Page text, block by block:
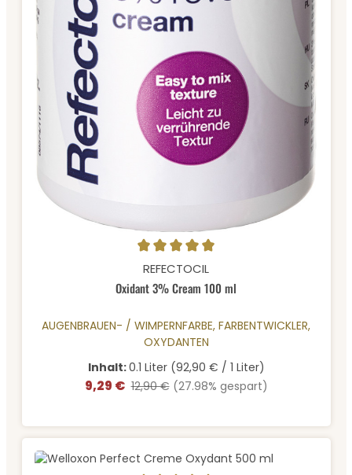
Durchschnittliche Bewertung von 5 von 5 Sternen
REFECTOCIL
Oxidant 3% Cream 100 ml
AUGENBRAUEN- / WIMPERNFARBE, FARBENTWICKLER,
OXYDANTEN
Inhalt:0.1 Liter (92,90 € / 1 Liter)
Verkaufspreis:
9,29 € Regulärer Preis:
12,90 € (27.98% gespart)